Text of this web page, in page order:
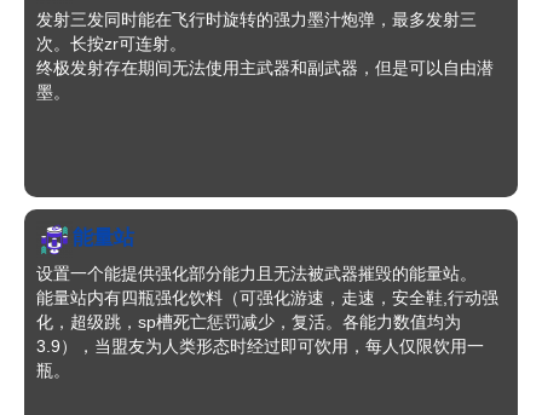
发射三发同时能在飞行时旋转的强力墨汁炮弹，最多发射三
次。长按zr可连射。
终极发射存在期间无法使用主武器和副武器，但是可以自由潜
墨。
能量站
设置一个能提供强化部分能力且无法被武器摧毁的能量站。
能量站内有四瓶强化饮料（可强化游速，走速，安全鞋,行动强
化，超级跳，sp槽死亡惩罚减少，复活。各能力数值均为
3.9），当盟友为人类形态时经过即可饮用，每人仅限饮用一
瓶。